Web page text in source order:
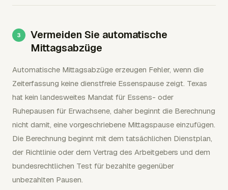
Vermeiden Sie automatische
Mittagsabzüge
Automatische Mittagsabzüge erzeugen Fehler, wenn die
Zeiterfassung keine dienstfreie Essenspause zeigt. Texas
hat kein landesweites Mandat für Essens- oder
Ruhepausen für Erwachsene, daher beginnt die Berechnung
nicht damit, eine vorgeschriebene Mittagspause einzufügen.
Die Berechnung beginnt mit dem tatsächlichen Dienstplan,
der Richtlinie oder dem Vertrag des Arbeitgebers und dem
bundesrechtlichen Test für bezahlte gegenüber
unbezahlten Pausen.